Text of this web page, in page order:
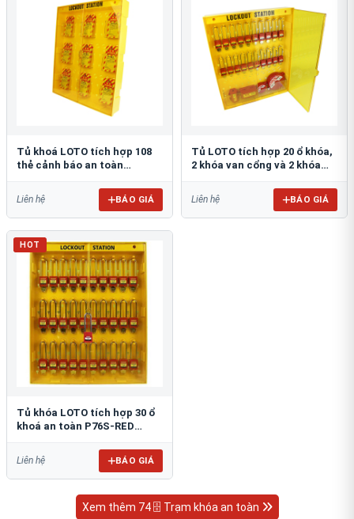
Tủ khoá LOTO tích hợp 108
thẻ cảnh báo an toàn
Liên hệ BÁO GIÁ
Tủ LOTO tích hợp 20 ổ khóa,
2 khóa van cổng và 2 khóa
Liên hệ BÁO GIÁ
HOT
​​​​​​​Tủ khóa LOTO tích hợp 30 ổ
khoá an toàn P76S-RED
Liên hệ BÁO GIÁ
Xem thêm 74 🗄 Trạm khóa an toàn